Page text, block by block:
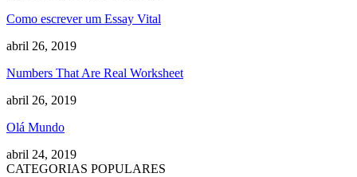
Como escrever um Essay Vital
abril 26, 2019
Numbers That Are Real Worksheet
abril 26, 2019
Olá Mundo
abril 24, 2019
CATEGORIAS POPULARES